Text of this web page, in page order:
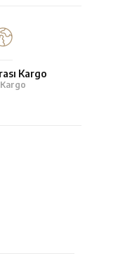
Kargo
Kargo